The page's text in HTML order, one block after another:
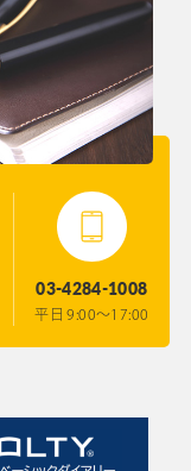
03-4284-1008
平日 9:00〜17:00